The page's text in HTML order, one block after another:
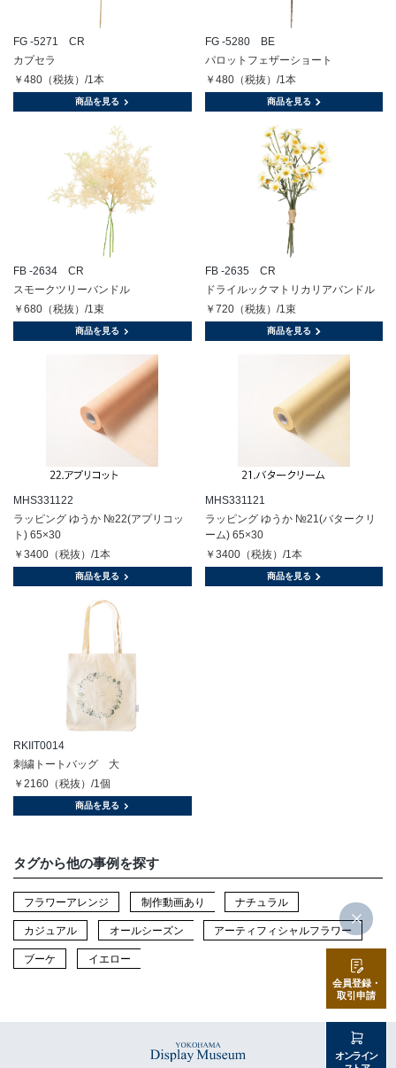
FG -5271 CR
カプセラ
￥480（税抜）/1本
商品を見る
FG -5280 BE
パロットフェザーショート
￥480（税抜）/1本
商品を見る
FB -2634 CR
スモークツリーバンドル
￥680（税抜）/1束
商品を見る
FB -2635 CR
ドライルックマトリカリアバンドル
￥720（税抜）/1束
商品を見る
MHS331122
ラッピング ゆうか №22(アプリコッ
ト) 65×30
￥3400（税抜）/1本
商品を見る
MHS331121
ラッピング ゆうか №21(バタークリ
ーム) 65×30
￥3400（税抜）/1本
商品を見る
RKIIT0014
刺繍トートバッグ 大
￥2160（税抜）/1個
商品を見る
タグから他の事例を探す
フラワーアレンジ 制作動画あり ナチュラル
カジュアル オールシーズン アーティフィシャルフラワー
ブーケ イエロー
会員登録・
取引申請
オンライン